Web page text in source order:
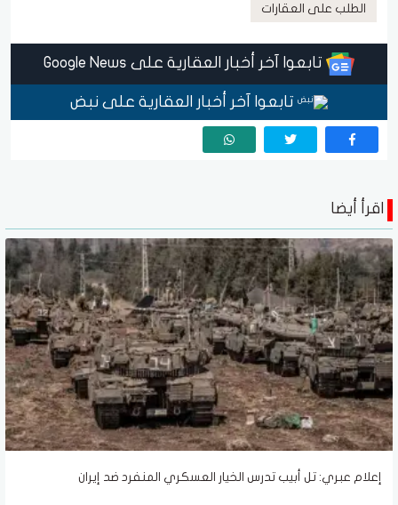
الطلب على العقارات
تابعوا آخر أخبار العقارية على Google News
تابعوا آخر أخبار العقارية على نبض
اقرأ أيضا
إعلام عبري: تل أبيب تدرس الخيار العسكري المنفرد ضد إيران